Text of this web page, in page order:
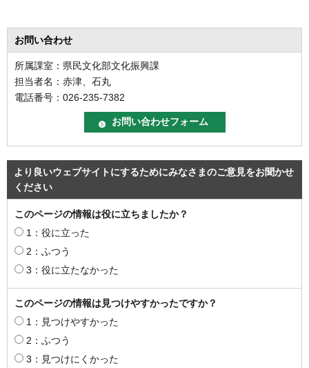
お問い合わせ
所属課室：県民文化部文化振興課
担当者名：赤津、石丸
電話番号：026-235-7382
より良いウェブサイトにするためにみなさまのご意見をお聞かせ
ください
このページの情報は役に立ちましたか？
1：役に立った
2：ふつう
3：役に立たなかった
このページの情報は見つけやすかったですか？
1：見つけやすかった
2：ふつう
3：見つけにくかった